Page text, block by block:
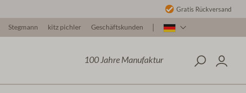
Gratis Rückversand
Stegmann kitz pichler Geschäftskunden
100 Jahre Manufaktur